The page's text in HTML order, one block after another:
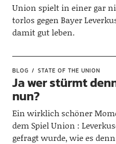
Union spielt in einer gar
torlos gegen Bayer
damit gut leben.
BLOG STATE OF THE UNION
Ja wer stürmt
nun?
Ein wirklich schöner
dem Spiel Union :
gefragt wurde, wie es